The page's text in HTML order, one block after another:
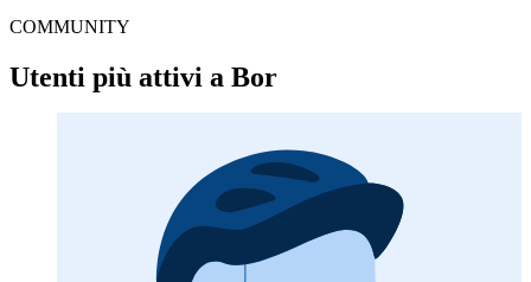
COMMUNITY
Utenti più attivi a Bor